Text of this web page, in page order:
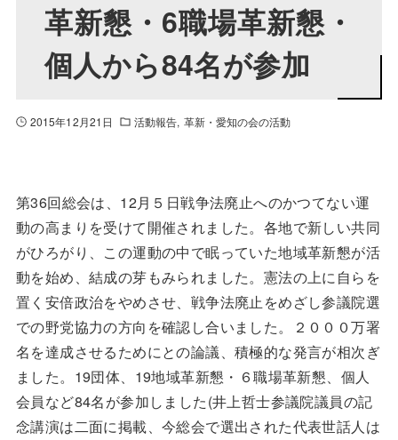
革新懇・6職場革新懇・
個人から84名が参加
2015年12月21日 活動報告 革新・愛知の会の活動
第36回総会は、12月５日戦争法廃止へのかつてない運
動の高まりを受けて開催されました。各地で新しい共同
がひろがり、この運動の中で眠っていた地域革新懇が活
動を始め、結成の芽もみられました。憲法の上に自らを
置く安倍政治をやめさせ、戦争法廃止をめざし参議院選
での野党協力の方向を確認し合いました。２０００万署
名を達成させるためにとの論議、積極的な発言が相次ぎ
ました。19団体、19地域革新懇・６職場革新懇、個人
会員など84名が参加しました(井上哲士参議院議員の記
念講演は二面に掲載、今総会で選出された代表世話人は